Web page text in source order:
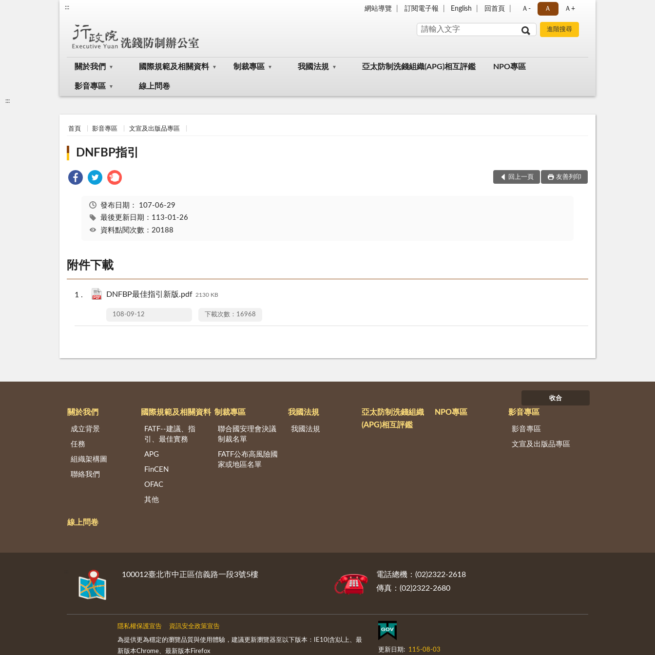
::: 網站導覽 訂閱電子報 English 回首頁 Ａ- Ａ Ａ+
關於我們 國際規範及相關資料 制裁專區 我國法規 亞太防制洗錢組織(APG)相互評鑑 NPO專區
影音專區 線上問卷
:::
首頁 影音專區 文宣及出版品專區
DNFBP指引
回上一頁 友善列印
發布日期： 107-06-29
最後更新日期：113-01-26
資料點閱次數：20188
附件下載
DNFBP最佳指引新版.pdf 2130 KB
108-09-12 下載次數：16968
收合
關於我們
成立背景
任務
組織架構圖
聯絡我們
國際規範及相關資料
FATF--建議、指
引、最佳實務
APG
FinCEN
OFAC
其他
制裁專區
聯合國安理會決議
制裁名單
FATF公布高風險國
家或地區名單
我國法規
我國法規
亞太防制洗錢組織
(APG)相互評鑑
NPO專區 影音專區
影音專區
文宣及出版品專區
線上問卷
100012臺北市中正區信義路一段3號5樓
電話總機：(02)2322-2618
傳真：(02)2322-2680
隱私權保護宣告 資訊安全政策宣告
為提供更為穩定的瀏覽品質與使用體驗，建議更新瀏覽器至以下版本：IE10(含)以上、最
新版本Chrome、最新版本Firefox
更新日期: 115-08-03